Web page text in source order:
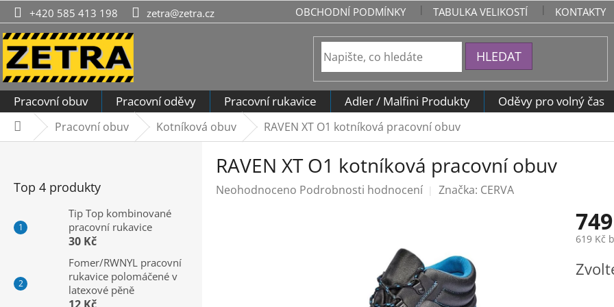
Přejít
na
obsah
+420 585 413 198 zetra@zetra.cz OBCHODNÍ PODMÍNKY TABULKA VELIKOSTÍ KONTAKTY
HLEDAT
Pracovní obuv Pracovní oděvy Pracovní rukavice Adler / Malfini Produkty Oděvy pro volný čas
DomůPracovní obuv Kotníková obuv RAVEN XT O1 kotníková pracovní obuv
Top 4 produkty
Tip Top kombinované
pracovní rukavice
30 Kč
Fomer/RWNYL pracovní
rukavice polomáčené v
latexové pěně
RAVEN XT O1 kotníková pracovní obuv
Průměrné
Neohodnoceno Podrobnosti hodnocení Značka: CERVA
619 Kč
cena: